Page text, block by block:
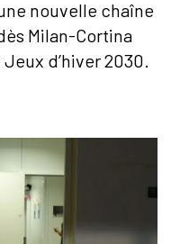
nouvelle chaîne
Milan-Cortina
d’hiver 2030.